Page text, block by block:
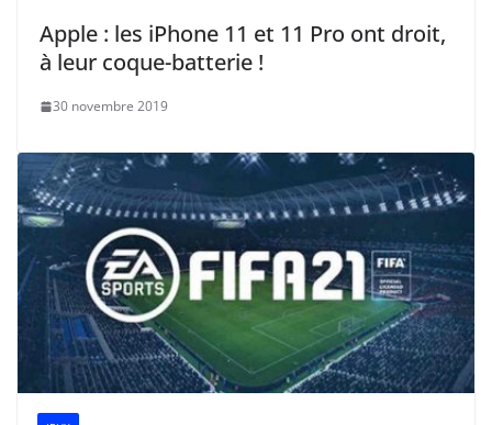
Apple : les iPhone 11 et 11 Pro ont droit,
à leur coque-batterie !
30 novembre 2019